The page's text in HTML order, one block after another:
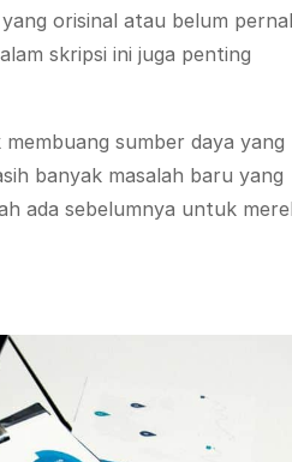
orisinal atau belum
skripsi ini juga penting
sumber daya yang
banyak masalah baru yang
ada sebelumnya untuk